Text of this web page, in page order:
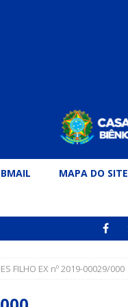
MAPA DO SITE
FILHO EX nº 2019-00029/000